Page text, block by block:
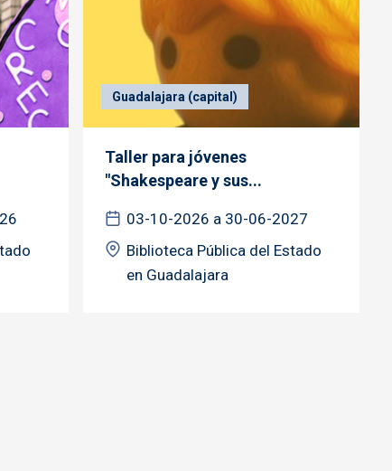
Guadalajara (capital)
Taller para jóvenes
"Shakespeare y sus...
03-10-2026 a 30-06-2027
Biblioteca Pública del Estado
en Guadalajara